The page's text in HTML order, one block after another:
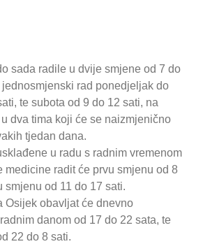
sada radile u dvije smjene od 7 do
rad ponedjeljak do
te subota od 9 do 12 sati, na
dva tima koji će se naizmjenično
tjedan dana.
u radu s radnim vremenom
medicine radit će prvu smjenu od 8
smjenu od 11 do 17 sati.
Osijek obavljat će dnevno
danom od 17 do 22 sata, te
22 do 8 sati.